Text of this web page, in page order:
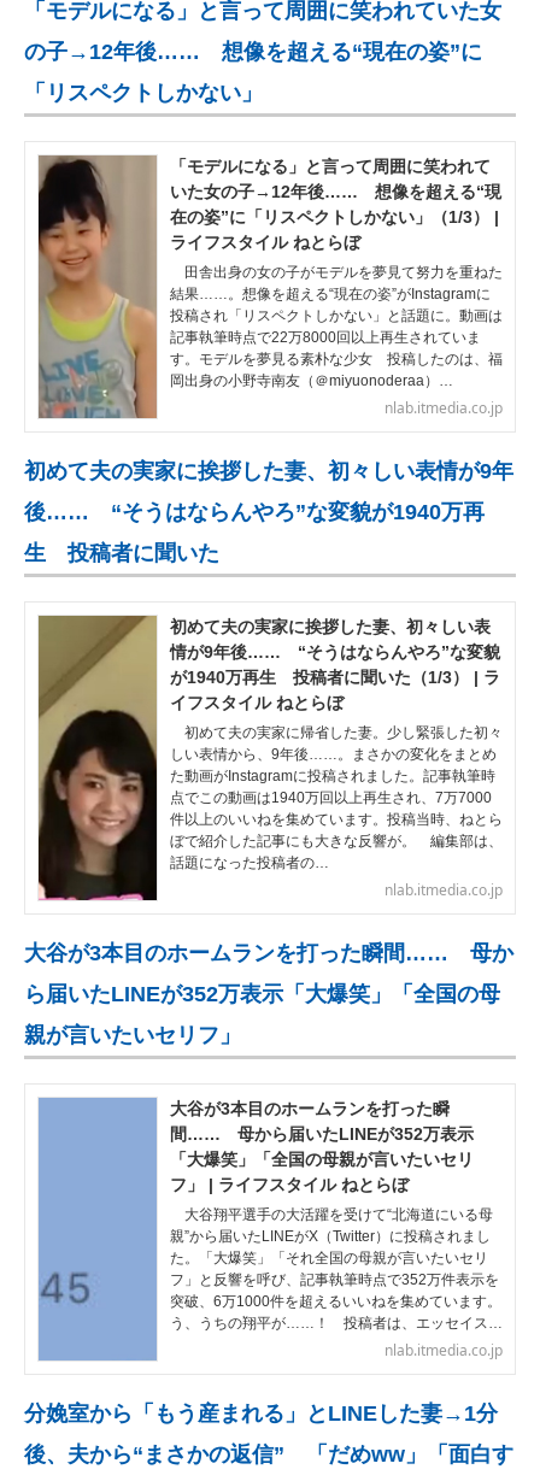
「モデルになる」と言って周囲に笑われていた女
の子→12年後…… 想像を超える“現在の姿”に
「リスペクトしかない」
「モデルになる」と言って周囲に笑われて
いた女の子→12年後…… 想像を超える“現
在の姿”に「リスペクトしかない」（1/3） |
ライフスタイル ねとらぼ
田舎出身の女の子がモデルを夢見て努力を重ねた
結果……。想像を超える“現在の姿”がInstagramに
投稿され「リスペクトしかない」と話題に。動画は
記事執筆時点で22万8000回以上再生されていま
す。モデルを夢見る素朴な少女 投稿したのは、福
岡出身の小野寺南友（＠miyuonoderaa）…
nlab.itmedia.co.jp
初めて夫の実家に挨拶した妻、初々しい表情が9年
後…… “そうはならんやろ”な変貌が1940万再
生 投稿者に聞いた
初めて夫の実家に挨拶した妻、初々しい表
情が9年後…… “そうはならんやろ”な変貌
が1940万再生 投稿者に聞いた（1/3） | ラ
イフスタイル ねとらぼ
初めて夫の実家に帰省した妻。少し緊張した初々
しい表情から、9年後……。まさかの変化をまとめ
た動画がInstagramに投稿されました。記事執筆時
点でこの動画は1940万回以上再生され、7万7000
件以上のいいねを集めています。投稿当時、ねとら
ぼで紹介した記事にも大きな反響が。 編集部は、
話題になった投稿者の…
nlab.itmedia.co.jp
大谷が3本目のホームランを打った瞬間…… 母か
ら届いたLINEが352万表示「大爆笑」「全国の母
親が言いたいセリフ」
大谷が3本目のホームランを打った瞬
間…… 母から届いたLINEが352万表示
「大爆笑」「全国の母親が言いたいセリ
フ」 | ライフスタイル ねとらぼ
大谷翔平選手の大活躍を受けて“北海道にいる母
親”から届いたLINEがX（Twitter）に投稿されまし
た。「大爆笑」「それ全国の母親が言いたいセリ
フ」と反響を呼び、記事執筆時点で352万件表示を
突破、6万1000件を超えるいいねを集めています。
う、うちの翔平が……！ 投稿者は、エッセイス…
nlab.itmedia.co.jp
分娩室から「もう産まれる」とLINEした妻→1分
後、夫から“まさかの返信” 「だめww」「面白す